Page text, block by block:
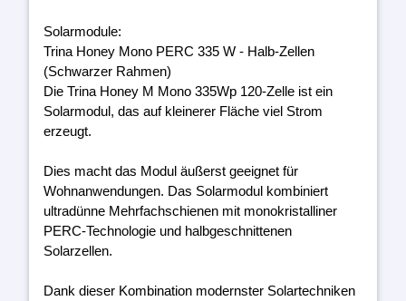
Solarmodule:
Trina Honey Mono PERC 335 W - Halb-Zellen
(Schwarzer Rahmen)
Die Trina Honey M Mono 335Wp 120-Zelle ist ein
Solarmodul, das auf kleinerer Fläche viel Strom
erzeugt.
Dies macht das Modul äußerst geeignet für
Wohnanwendungen. Das Solarmodul kombiniert
ultradünne Mehrfachschienen mit monokristalliner
PERC-Technologie und halbgeschnittenen
Solarzellen.
Dank dieser Kombination modernster Solartechniken